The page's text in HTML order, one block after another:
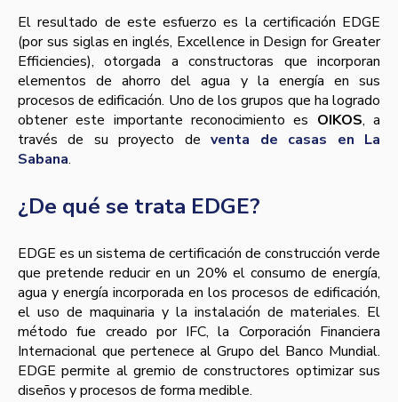
El resultado de este esfuerzo es la certificación EDGE
(por sus siglas en inglés, Excellence in Design for Greater
Efficiencies), otorgada a constructoras que incorporan
elementos de ahorro del agua y la energía en sus
procesos de edificación. Uno de los grupos que ha logrado
obtener este importante reconocimiento es OIKOS, a
través de su proyecto deventa de casas en La
Sabana.
¿De qué se trata EDGE?
EDGE es un sistema de certificación de construcción verde
que pretende reducir en un 20% el consumo de energía,
agua y energía incorporada en los procesos de edificación,
el uso de maquinaria y la instalación de materiales. El
método fue creado por IFC, la Corporación Financiera
Internacional que pertenece al Grupo del Banco Mundial.
EDGE permite al gremio de constructores optimizar sus
diseños y procesos de forma medible.